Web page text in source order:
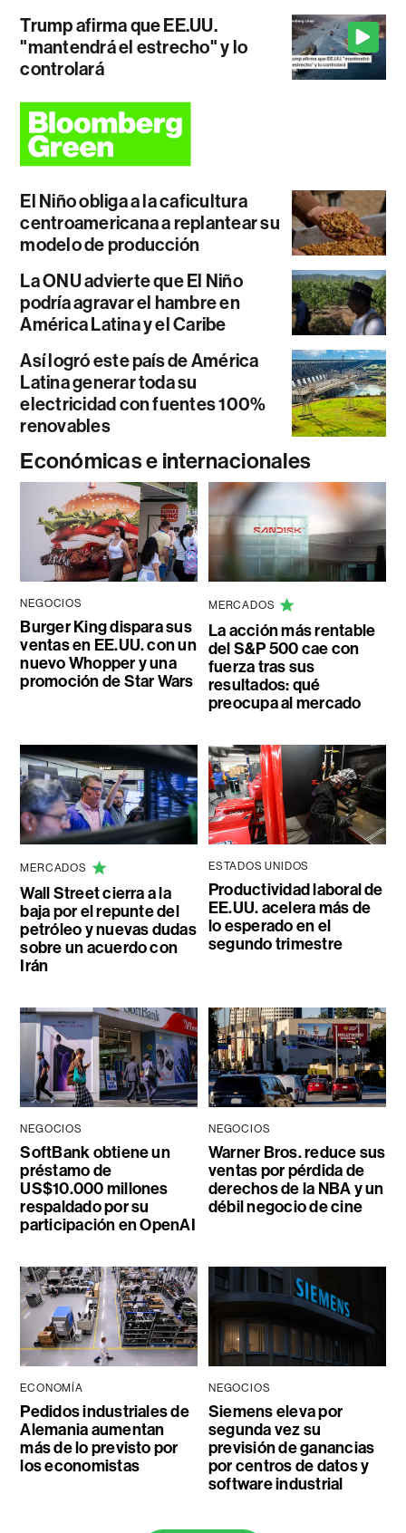
Trump afirma que EE.UU.
"mantendrá el estrecho" y lo
controlará
El Niño obliga a la caficultura
centroamericana a replantear su
modelo de producción
La ONU advierte que El Niño
podría agravar el hambre en
América Latina y el Caribe
Así logró este país de América
Latina generar toda su
electricidad con fuentes 100%
renovables
Económicas e internacionales
NEGOCIOS
Burger King dispara sus
ventas en EE.UU. con un
nuevo Whopper y una
promoción de Star Wars
MERCADOS
La acción más rentable
del S&P 500 cae con
fuerza tras sus
resultados: qué
preocupa al mercado
MERCADOS
Wall Street cierra a la
baja por el repunte del
petróleo y nuevas dudas
sobre un acuerdo con
Irán
ESTADOS UNIDOS
Productividad laboral de
EE.UU. acelera más de
lo esperado en el
segundo trimestre
NEGOCIOS
SoftBank obtiene un
préstamo de
US$10.000 millones
respaldado por su
participación en OpenAI
NEGOCIOS
Warner Bros. reduce sus
ventas por pérdida de
derechos de la NBA y un
débil negocio de cine
ECONOMÍA
Pedidos industriales de
Alemania aumentan
más de lo previsto por
los economistas
NEGOCIOS
Siemens eleva por
segunda vez su
previsión de ganancias
por centros de datos y
software industrial